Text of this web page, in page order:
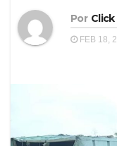
Por
FEB 18,